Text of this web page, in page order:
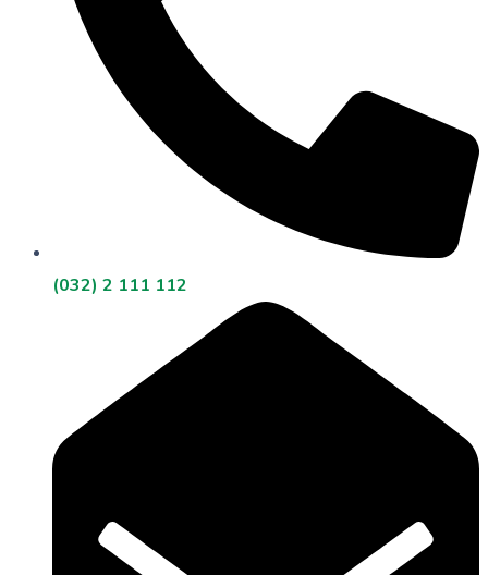
(032) 2 111 112